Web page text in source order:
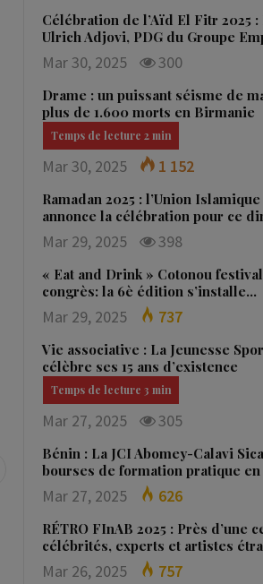
Célébration de l’Aïd El Fitr 2025
Ulrich Adjovi, PDG du Groupe
Mar 30, 2025 300
Drame : un puissant séisme de
plus de 1.600 morts en Birmanie
Mar 30, 2025 1 152
Ramadan 2025 : l’Union
annonce la célébration pour ce
Mar 29, 2025 398
« Eat and Drink » Cotonou
congrès: la 6è édition s’installe…
Mar 29, 2025 737
Vie associative : La Jeunesse
célèbre ses 15 ans d’existence
Mar 27, 2025 305
Bénin : La JCI Abomey-Calavi
bourses de formation pratique
Mar 27, 2025 626
RÉTRO FInAB 2025 : Près d’une
célébrités, experts et artistes
Mar 26, 2025 757